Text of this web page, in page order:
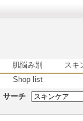
肌悩み別 スキ
Shop list
サーチ